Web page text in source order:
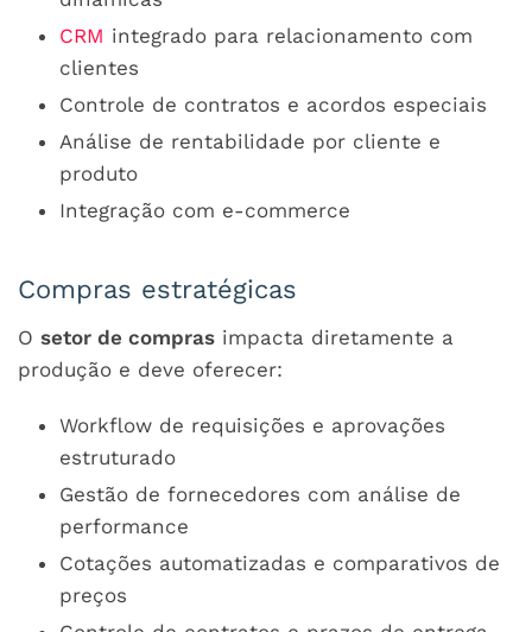
CRM integrado para relacionamento com
clientes
Controle de contratos e acordos especiais
Análise de rentabilidade por cliente e
produto
Integração com e-commerce
Compras estratégicas
O setor de compras impacta diretamente a
produção e deve oferecer:
Workflow de requisições e aprovações
estruturado
Gestão de fornecedores com análise de
performance
Cotações automatizadas e comparativos de
preços